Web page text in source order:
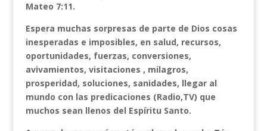
Mateo 7:11.
Espera muchas sorpresas de parte de Dios cosas
inesperadas e imposibles, en salud, recursos,
oportunidades, fuerzas, conversiones,
avivamientos, visitaciones , milagros,
prosperidad, soluciones, sanidades, llegar al
mundo con las predicaciones (Radio,TV) que
muchos sean llenos del Espíritu Santo.